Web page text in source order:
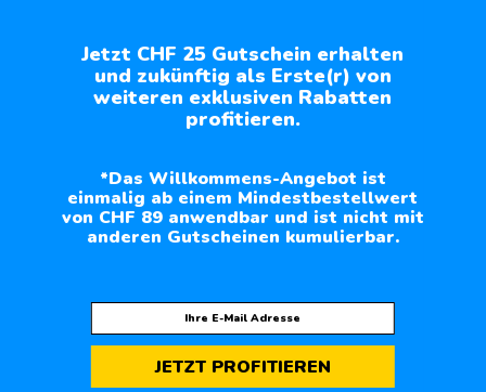
Jetzt CHF 25 Gutschein erhalten
und zukünftig als Erste(r) von
weiteren exklusiven Rabatten
profitieren.
*Das Willkommens-Angebot ist
einmalig ab einem Mindestbestellwert
von CHF 89 anwendbar und ist nicht mit
anderen Gutscheinen kumulierbar.
JETZT PROFITIEREN